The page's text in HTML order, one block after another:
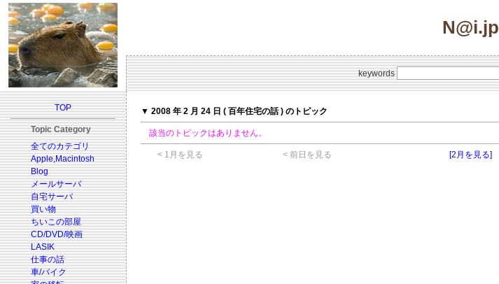
N@i.jp
keywords
TOP
Topic Category
全てのカテゴリ
Apple,Macintosh
Blog
メールサーバ
自宅サーバ
買い物
ちいこの部屋
CD/DVD/映画
LASIK
仕事の話
車/バイク
▼ 2008 年 2 月 24 日 ( 百年住宅の話 ) のトピック
該当のトピックはありません。
< 1月を見る < 前日を見る [2月を見る]